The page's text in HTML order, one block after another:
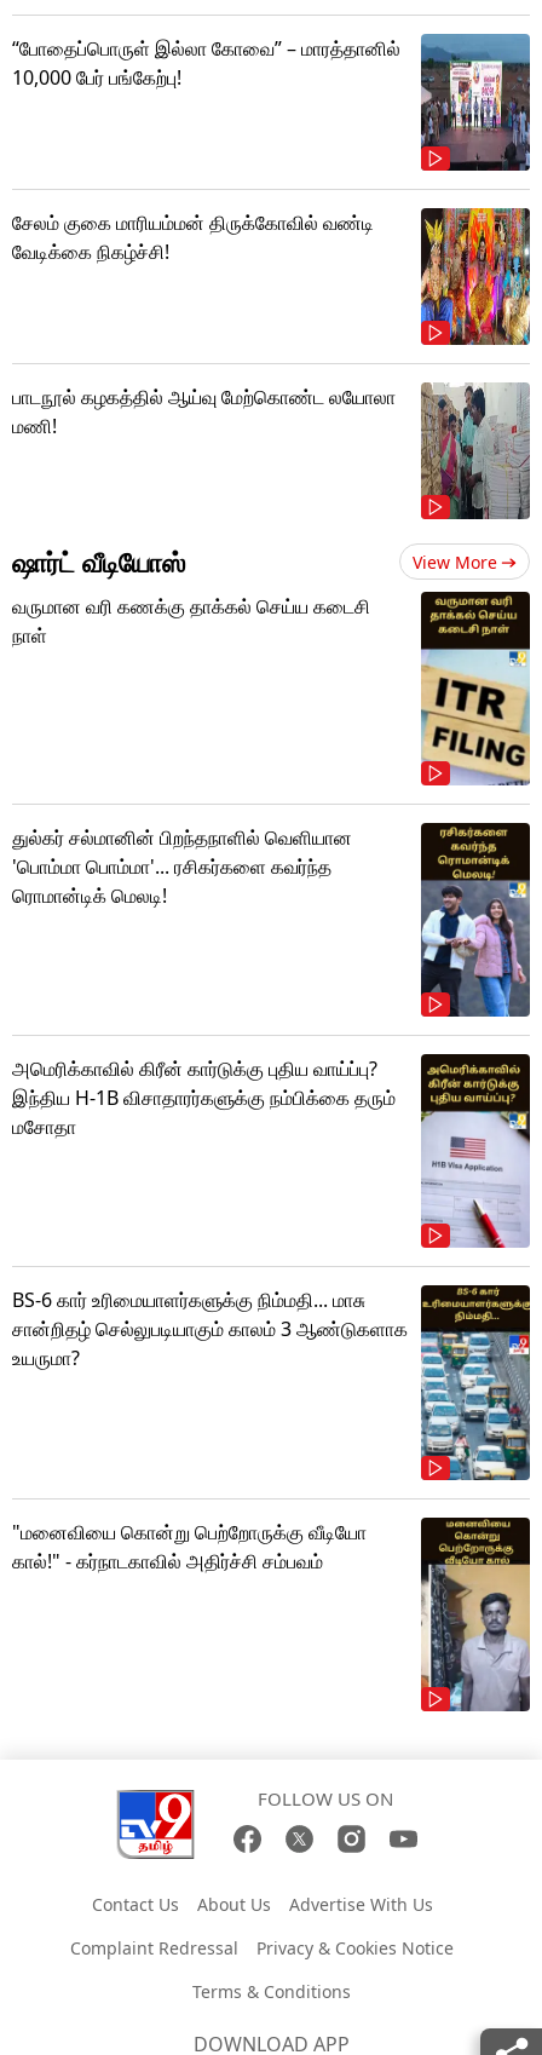
“போதைப்பொருள் இல்லா கோவை” – மாரத்தானில்
10,000 பேர் பங்கேற்பு!
சேலம் குகை மாரியம்மன் திருக்கோவில் வண்டி
வேடிக்கை நிகழ்ச்சி!
பாடநூல் கழகத்தில் ஆய்வு மேற்கொண்ட லயோலா
மணி!
ஷார்ட் வீடியோஸ் View More
வருமான வரி கணக்கு தாக்கல் செய்ய கடைசி
நாள்
துல்கர் சல்மானின் பிறந்தநாளில் வெளியான
'பொம்மா பொம்மா'... ரசிகர்களை கவர்ந்த
ரொமான்டிக் மெலடி!
அமெரிக்காவில் கிரீன் கார்டுக்கு புதிய வாய்ப்பு?
இந்திய H-1B விசாதாரர்களுக்கு நம்பிக்கை தரும்
மசோதா
BS-6 கார் உரிமையாளர்களுக்கு நிம்மதி... மாசு
சான்றிதழ் செல்லுபடியாகும் காலம் 3 ஆண்டுகளாக
உயருமா?
"மனைவியை கொன்று பெற்றோருக்கு வீடியோ
கால்!" - கர்நாடகாவில் அதிர்ச்சி சம்பவம்
FOLLOW US ON
Contact Us About Us
Advertise With Us
Complaint Redressal
Privacy & Cookies Notice
Terms & Conditions
DOWNLOAD APP